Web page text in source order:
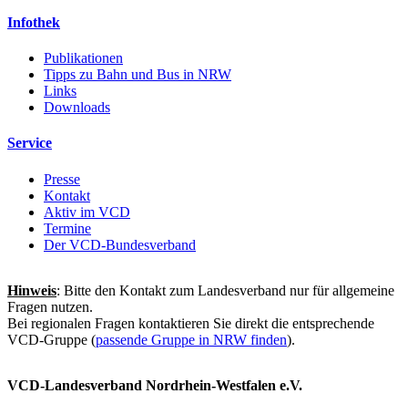
Infothek
Publikationen
Tipps zu Bahn und Bus in NRW
Links
Downloads
Service
Presse
Kontakt
Aktiv im VCD
Termine
Der VCD-Bundesverband
Hinweis: Bitte den Kontakt zum Landesverband nur für allgemeine
Fragen nutzen.
Bei regionalen Fragen kontaktieren Sie direkt die entsprechende
VCD-Gruppe (passende Gruppe in NRW finden).
VCD-Landesverband Nordrhein-Westfalen e.V.